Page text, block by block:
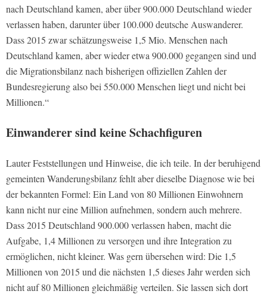
nach Deutschland kamen, aber über 900.000 Deutschland wieder
verlassen haben, darunter über 100.000 deutsche Auswanderer.
Dass 2015 zwar schätzungsweise 1,5 Mio. Menschen nach
Deutschland kamen, aber wieder etwa 900.000 gegangen sind und
die Migrationsbilanz nach bisherigen offiziellen Zahlen der
Bundesregierung also bei 550.000 Menschen liegt und nicht bei
Millionen.“
Einwanderer sind keine Schachfiguren
Lauter Feststellungen und Hinweise, die ich teile. In der beruhigend
gemeinten Wanderungsbilanz fehlt aber dieselbe Diagnose wie bei
der bekannten Formel: Ein Land von 80 Millionen Einwohnern
kann nicht nur eine Million aufnehmen, sondern auch mehrere.
Dass 2015 Deutschland 900.000 verlassen haben, macht die
Aufgabe, 1,4 Millionen zu versorgen und ihre Integration zu
ermöglichen, nicht kleiner. Was gern übersehen wird: Die 1,5
Millionen von 2015 und die nächsten 1,5 dieses Jahr werden sich
nicht auf 80 Millionen gleichmäßig verteilen. Sie lassen sich dort